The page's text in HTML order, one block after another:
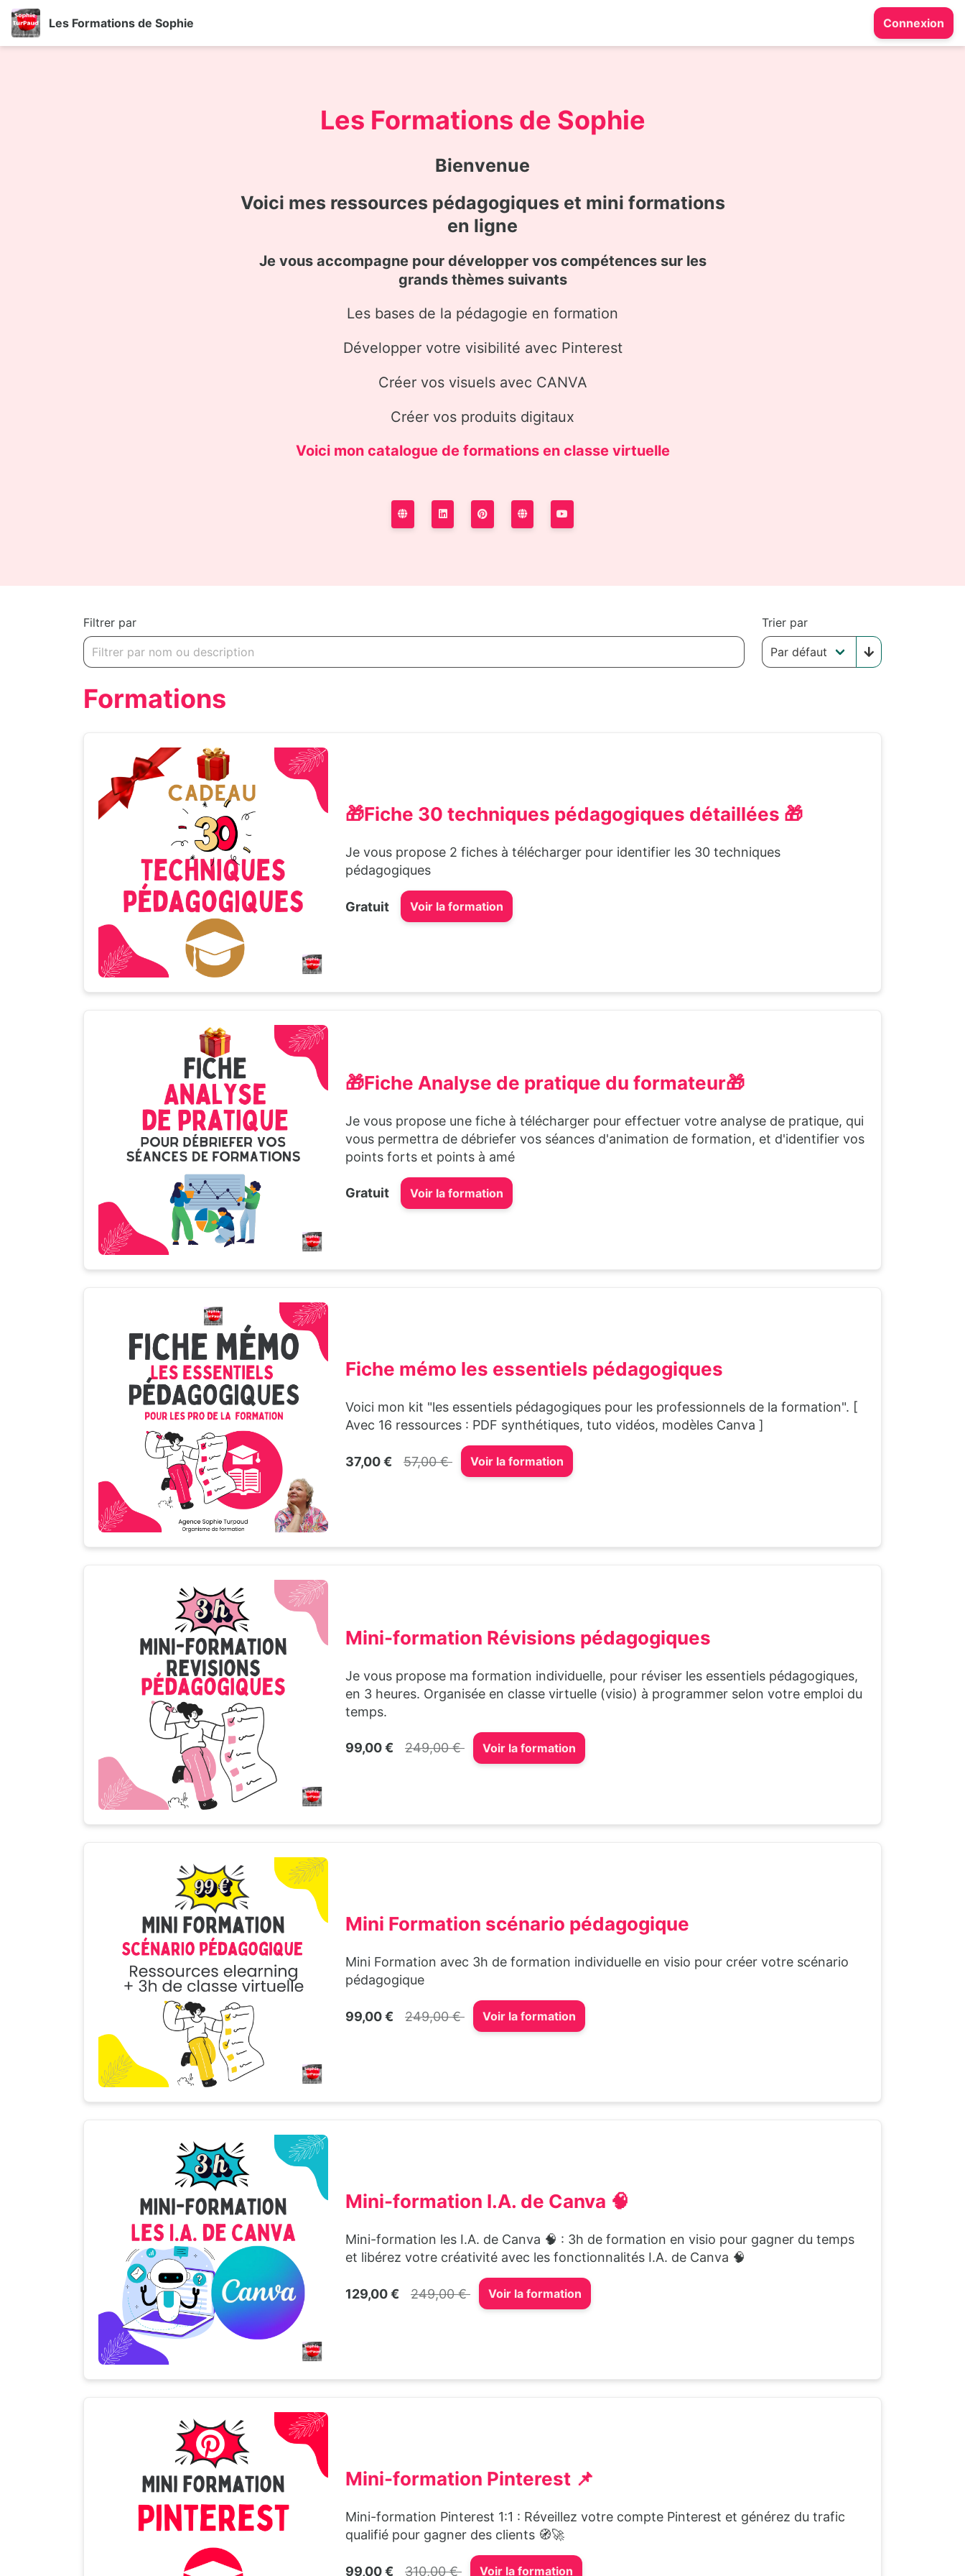
Les Formations de Sophie Connexion
Les Formations de Sophie
Bienvenue
Voici mes ressources pédagogiques et mini formations
en ligne
Je vous accompagne pour développer vos compétences sur les
grands thèmes suivants
Les bases de la pédagogie en formation
Développer votre visibilité avec Pinterest
Créer vos visuels avec CANVA
Créer vos produits digitaux
Voici mon catalogue de formationsen classe virtuelle
Filtrer par Trier par
Formations
🎁Fiche 30 techniques pédagogiques détaillées 🎁
Je vous propose 2 fiches à télécharger pour identifier les 30 techniques
pédagogiques
Gratuit Voir la formation
🎁Fiche Analyse de pratique du formateur🎁
Je vous propose une fiche à télécharger pour effectuer votre analyse de pratique, qui
vous permettra de débriefer vos séances d'animation de formation, et d'identifier vos
points forts et points à amé
Gratuit Voir la formation
Fiche mémo les essentiels pédagogiques
Voici mon kit "les essentiels pédagogiques pour les professionnels de la formation". [
Avec 16 ressources : PDF synthétiques, tuto vidéos, modèles Canva ]
37,00 € 57,00 € Voir la formation
Mini-formation Révisions pédagogiques
Je vous propose ma formation individuelle, pour réviser les essentiels pédagogiques,
en 3 heures. Organisée en classe virtuelle (visio) à programmer selon votre emploi du
temps.
99,00 € 249,00 € Voir la formation
Mini Formation scénario pédagogique
Mini Formation avec 3h de formation individuelle en visio pour créer votre scénario
pédagogique
99,00 € 249,00 € Voir la formation
Mini-formation I.A. de Canva 🧠
Mini-formation les I.A. de Canva 🧠 : 3h de formation en visio pour gagner du temps
et libérez votre créativité avec les fonctionnalités I.A. de Canva 🧠
129,00 € 249,00 € Voir la formation
Mini-formation Pinterest 📌
Mini-formation Pinterest 1:1 : Réveillez votre compte Pinterest et générez du trafic
qualifié pour gagner des clients 🧭🚀
99,00 € 310,00 € Voir la formation